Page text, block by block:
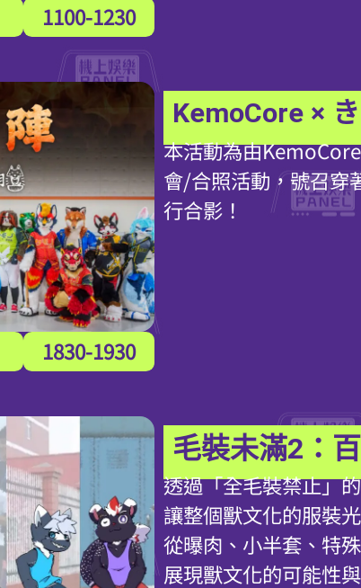
1100-1230
1830-1930
KemoCore ×
本活動為由
會/合照活動，號召穿
行合影！
毛裝未滿2：
透過「全毛裝禁止」
讓整個獸文化的服裝
從曝肉、小半套、特
展現獸文化的可能性